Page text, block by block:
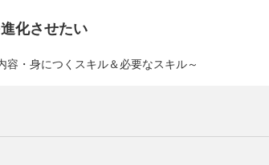
化させたい
・身につくスキル＆必要なスキル～